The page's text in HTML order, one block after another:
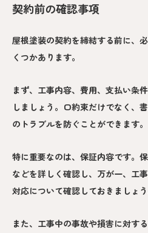
契約前の確認事項
屋根塗装の契約を締結する前に、
くつかあります。
まず、工事内容、費用、支払い条
しましょう。口約束だけでなく、
のトラブルを防ぐことができます。
特に重要なのは、保証内容です。
などを詳しく確認し、万が一、工
対応について確認しておきましょう
また、工事中の事故や損害に対す